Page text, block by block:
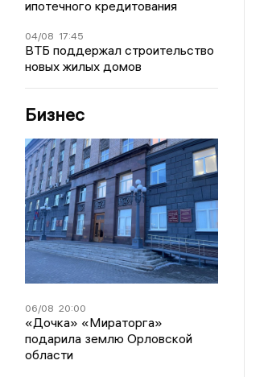
ипотечного кредитования
04/08 17:45
ВТБ поддержал строительство
новых жилых домов
Бизнес
06/08 20:00
«Дочка» «Мираторга»
подарила землю Орловской
области